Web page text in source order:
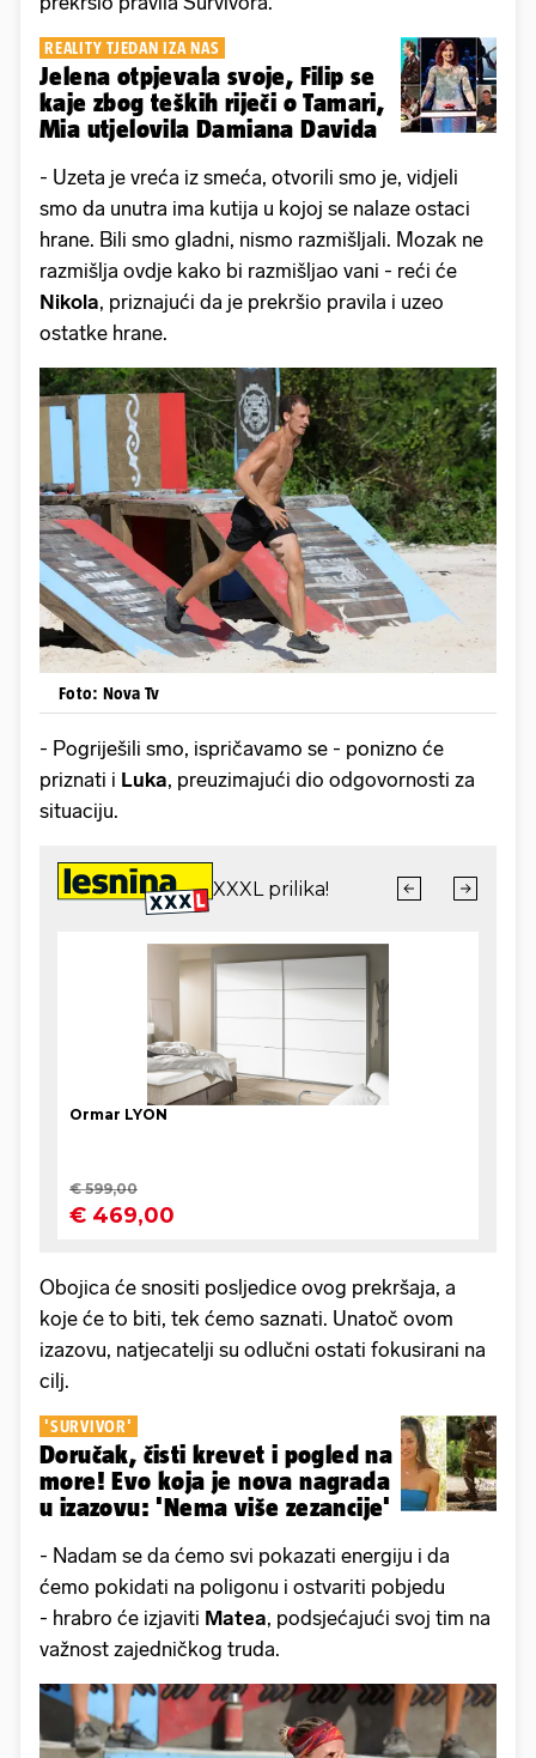
REALITY TJEDAN IZA NAS
Jelena otpjevala svoje, Filip se
kaje zbog teških riječi o Tamari,
Mia utjelovila Damiana Davida
- Uzeta je vreća iz smeća, otvorili smo je, vidjeli
smo da unutra ima kutija u kojoj se nalaze ostaci
hrane. Bili smo gladni, nismo razmišljali. Mozak ne
razmišlja ovdje kako bi razmišljao vani - reći će
Nikola, priznajući da je prekršio pravila i uzeo
ostatke hrane.
Foto: Nova Tv
- Pogriješili smo, ispričavamo se - ponizno će
priznati i Luka, preuzimajući dio odgovornosti za
situaciju.
Obojica će snositi posljedice ovog prekršaja, a
koje će to biti, tek ćemo saznati. Unatoč ovom
izazovu, natjecatelji su odlučni ostati fokusirani na
cilj.
'SURVIVOR'
Doručak, čisti krevet i pogled na
more! Evo koja je nova nagrada
u izazovu: 'Nema više zezancije'
- Nadam se da ćemo svi pokazati energiju i da
ćemo pokidati na poligonu i ostvariti pobjedu
- hrabro će izjaviti Matea, podsjećajući svoj tim na
važnost zajedničkog truda.